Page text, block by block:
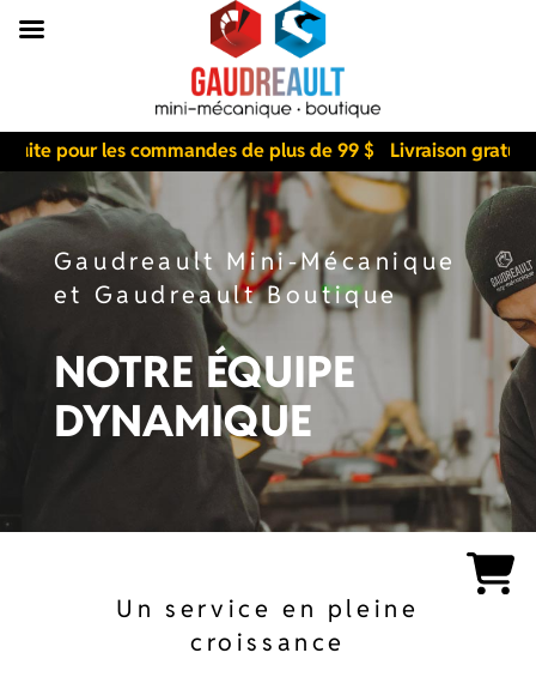
pour les commandes de plus de 99 $ Livraison gratuite
Gaudreault Mini-Mécanique
et Gaudreault Boutique
NOTRE ÉQUIPE
DYNAMIQUE
Un service en pleine
croissance